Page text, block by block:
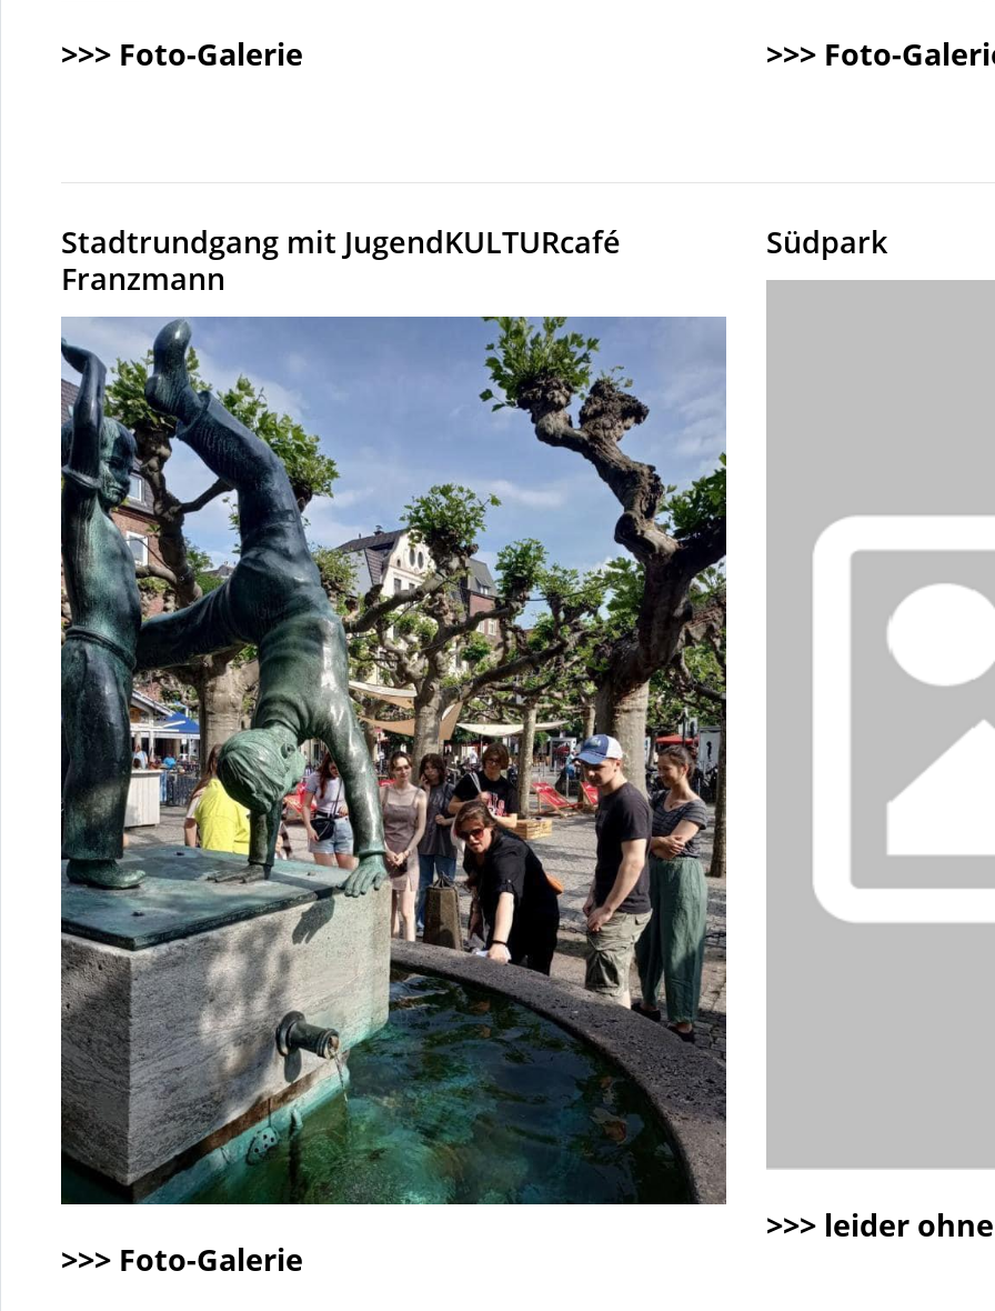
>>> Foto-Galerie >>> Foto-
Stadtrundgang mit JugendKULTURcafé
Franzmann
>>> Foto-Galerie
Südpark
>>> leider